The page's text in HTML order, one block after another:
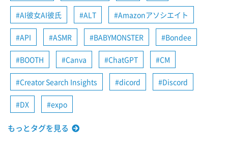
AI彼女AI彼氏 ALT Amazonアソシエイト
API ASMR BABYMONSTER Bondee
BOOTH Canva ChatGPT CM
Creator Search Insights dicord Discord
DX expo
もっとタグを見る